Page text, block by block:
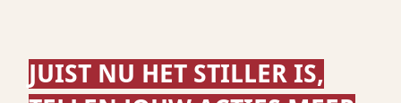
JUIST NU HET STILLER IS,